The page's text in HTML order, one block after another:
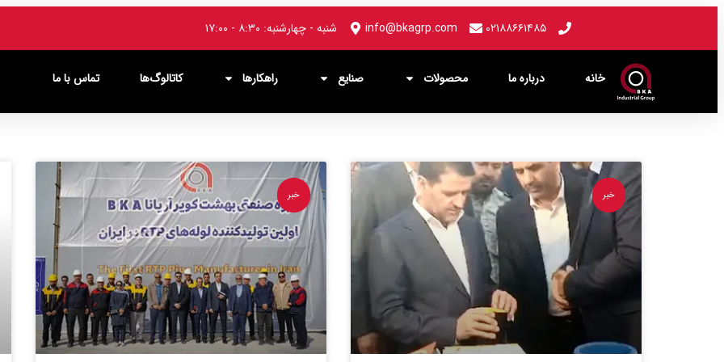
۰۲۱۸۸۶۶۱۴۸۵ info@bkagrp.com شنبه - چهارشنبه: ۸:۳۰ - ۱۷:۰۰
خانه درباره ما محصولات صنایع راهکارها کاتالوگ‌ها تماس با ما
خبر خبر